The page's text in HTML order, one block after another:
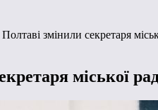
змінили секретаря
міської